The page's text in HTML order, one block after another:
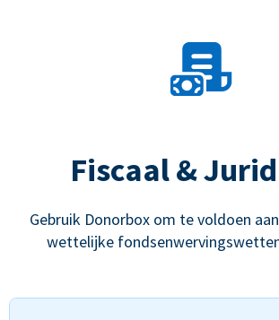
Fiscaal &
Gebruik Donorbox om te voldoen
wettelijke